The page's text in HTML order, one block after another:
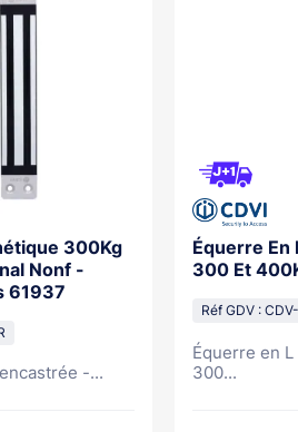
300Kg
Nonf -
61937
-...
Équerre En
300 Et
Réf GDV :
Équerre en
300...